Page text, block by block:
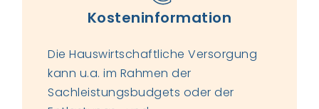
Kosteninformation
Die Hauswirtschaftliche Versorgung
kann u.a. im Rahmen der
Sachleistungsbudgets oder der